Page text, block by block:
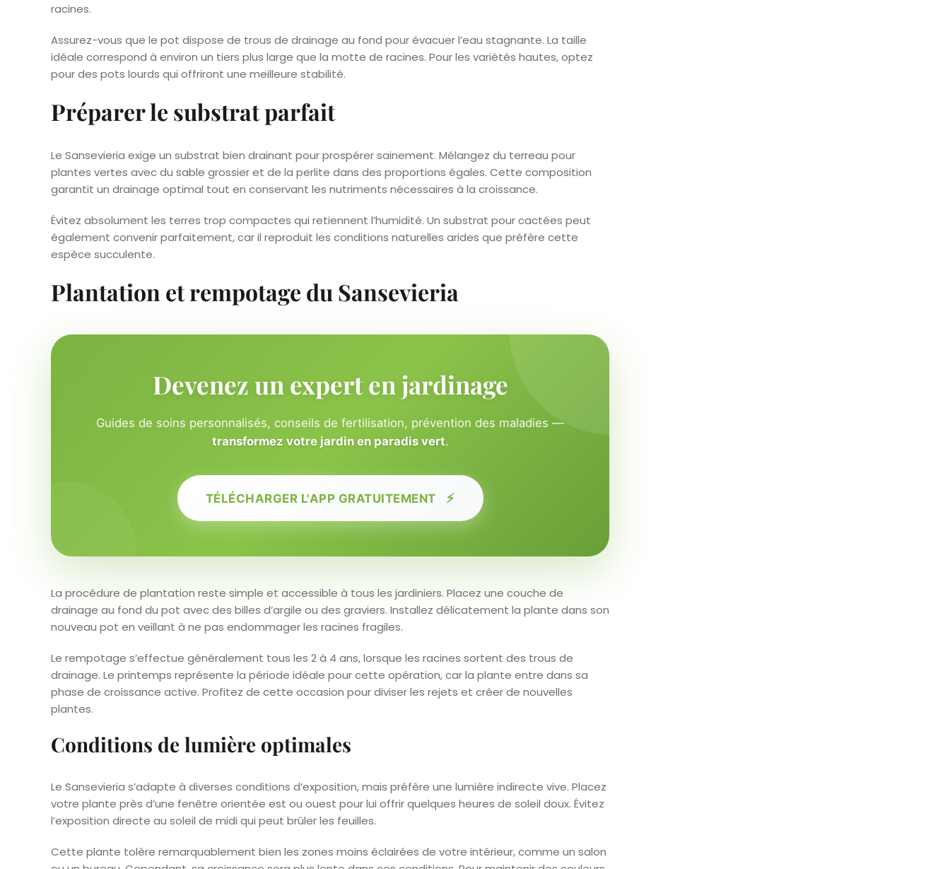
racines.
Assurez-vous que le pot dispose de trous de drainage au fond pour évacuer l’eau stagnante. La taille
idéale correspond à environ un tiers plus large que la motte de racines. Pour les variétés hautes, optez
pour des pots lourds qui offriront une meilleure stabilité.
Préparer le substrat parfait
Le Sansevieria exige un substrat bien drainant pour prospérer sainement. Mélangez du terreau pour
plantes vertes avec du sable grossier et de la perlite dans des proportions égales. Cette composition
garantit un drainage optimal tout en conservant les nutriments nécessaires à la croissance.
Évitez absolument les terres trop compactes qui retiennent l’humidité. Un substrat pour cactées peut
également convenir parfaitement, car il reproduit les conditions naturelles arides que préfère cette
espèce succulente.
Plantation et rempotage du Sansevieria
Devenez un expert en jardinage
Guides de soins personnalisés, conseils de fertilisation, prévention des maladies —
transformez votre jardin en paradis vert.
TÉLÉCHARGER L'APP GRATUITEMENT ⚡
La procédure de plantation reste simple et accessible à tous les jardiniers. Placez une couche de
drainage au fond du pot avec des billes d’argile ou des graviers. Installez délicatement la plante dans son
nouveau pot en veillant à ne pas endommager les racines fragiles.
Le rempotage s’effectue généralement tous les 2 à 4 ans, lorsque les racines sortent des trous de
drainage. Le printemps représente la période idéale pour cette opération, car la plante entre dans sa
phase de croissance active. Profitez de cette occasion pour diviser les rejets et créer de nouvelles
plantes.
Conditions de lumière optimales
Le Sansevieria s’adapte à diverses conditions d’exposition, mais préfère une lumière indirecte vive. Placez
votre plante près d’une fenêtre orientée est ou ouest pour lui offrir quelques heures de soleil doux. Évitez
l’exposition directe au soleil de midi qui peut brûler les feuilles.
Cette plante tolère remarquablement bien les zones moins éclairées de votre intérieur, comme un salon